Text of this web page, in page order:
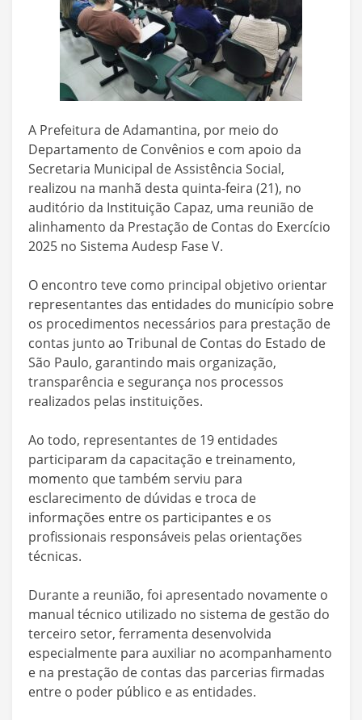
A Prefeitura de Adamantina, por meio do
Departamento de Convênios e com apoio da
Secretaria Municipal de Assistência Social,
realizou na manhã desta quinta-feira (21), no
auditório da Instituição Capaz, uma reunião de
alinhamento da Prestação de Contas do Exercício
2025 no Sistema Audesp Fase V.
O encontro teve como principal objetivo orientar
representantes das entidades do município sobre
os procedimentos necessários para prestação de
contas junto ao Tribunal de Contas do Estado de
São Paulo, garantindo mais organização,
transparência e segurança nos processos
realizados pelas instituições.
Ao todo, representantes de 19 entidades
participaram da capacitação e treinamento,
momento que também serviu para
esclarecimento de dúvidas e troca de
informações entre os participantes e os
profissionais responsáveis pelas orientações
técnicas.
Durante a reunião, foi apresentado novamente o
manual técnico utilizado no sistema de gestão do
terceiro setor, ferramenta desenvolvida
especialmente para auxiliar no acompanhamento
e na prestação de contas das parcerias firmadas
entre o poder público e as entidades.